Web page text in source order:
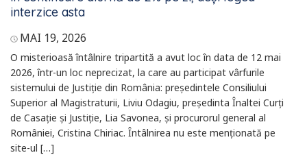
interzice asta
MAI 19, 2026
O misterioasă întâlnire tripartită a avut loc în data de 12 mai
2026, într-un loc neprecizat, la care au participat vârfurile
sistemului de Justiție din România: președintele Consiliului
Superior al Magistraturii, Liviu Odagiu, președinta Înaltei Curți
de Casație și Justiție, Lia Savonea, și procurorul general al
României, Cristina Chiriac. Întâlnirea nu este menționată pe
site-ul […]